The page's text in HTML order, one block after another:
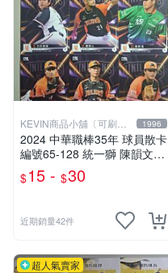
KEVIN商品小舖〔可刷
卡〕
1996
2024 中華職棒35年 球員散卡
編號65-128 統一獅 陳韻文
林子崴 潘威倫 古林睿煬 勝騎
士 劉軒荅 劉予承 李其峰 鄭
$15 - $30
近期銷量42件
超人氣賣家